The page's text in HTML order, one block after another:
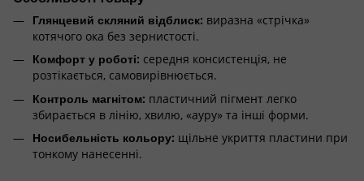
Глянцевий скляний відблиск: виразна «стрічка»
котячого ока без зернистості.
Комфорт у роботі: середня консистенція, не
розтікається, самовирівнюється.
Контроль магнітом: пластичний пігмент легко
збирається в лінію, хвилю, «ауру» та інші форми.
Носибельність кольору: щільне укриття пластини при
тонкому нанесенні.